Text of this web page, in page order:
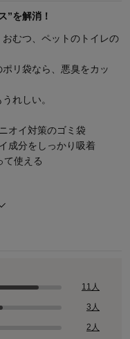
”を解消！
むつ、ペットのトイレの
リ袋なら、悪臭をカッ
れしい。
オイ対策のゴミ袋
成分をしっかり吸着
て使える
カピカに！
ーーー
11人
3人
2人